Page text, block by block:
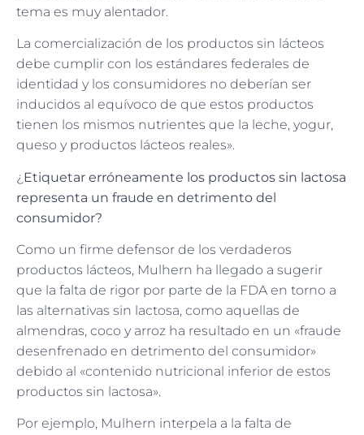
tema es muy alentador.
La comercialización de los productos sin lácteos
debe cumplir con los estándares federales de
identidad y los consumidores no deberían ser
inducidos al equívoco de que estos productos
tienen los mismos nutrientes que la leche, yogur,
queso y productos lácteos reales».
¿ Etiquetar erróneamente los productos sin lactosa
representa un fraude en detrimento del
consumidor?
Como un firme defensor de los verdaderos
productos lácteos, Mulhern ha llegado a sugerir
que la falta de rigor por parte de la FDA en torno a
las alternativas sin lactosa, como aquellas de
almendras, coco y arroz ha resultado en un «fraude
desenfrenado en detrimento del consumidor»
debido al «contenido nutricional inferior de estos
productos sin lactosa».
Por ejemplo, Mulhern interpela a la falta de